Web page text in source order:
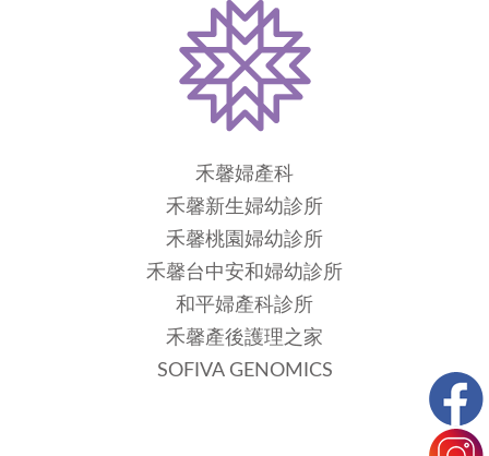
禾馨婦產科
禾馨新生婦幼診所
禾馨桃園婦幼診所
禾馨台中安和婦幼診所
和平婦產科診所
禾馨產後護理之家
SOFIVA GENOMICS